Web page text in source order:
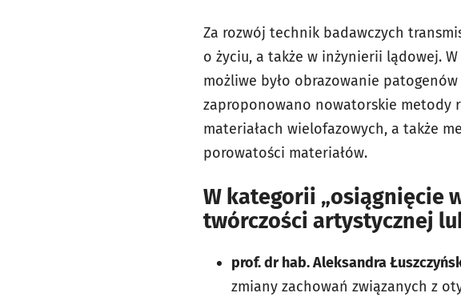
Za rozwój technik badawczych
o życiu, a także w inżynierii lądowej.
możliwe było obrazowanie
zaproponowano nowatorskie metody
materiałach wielofazowych, a także
porowatości materiałów.
W kategorii „osiągnięcie
twórczości artystycznej
prof. dr hab. Aleksandra
zmiany zachowań związanych z